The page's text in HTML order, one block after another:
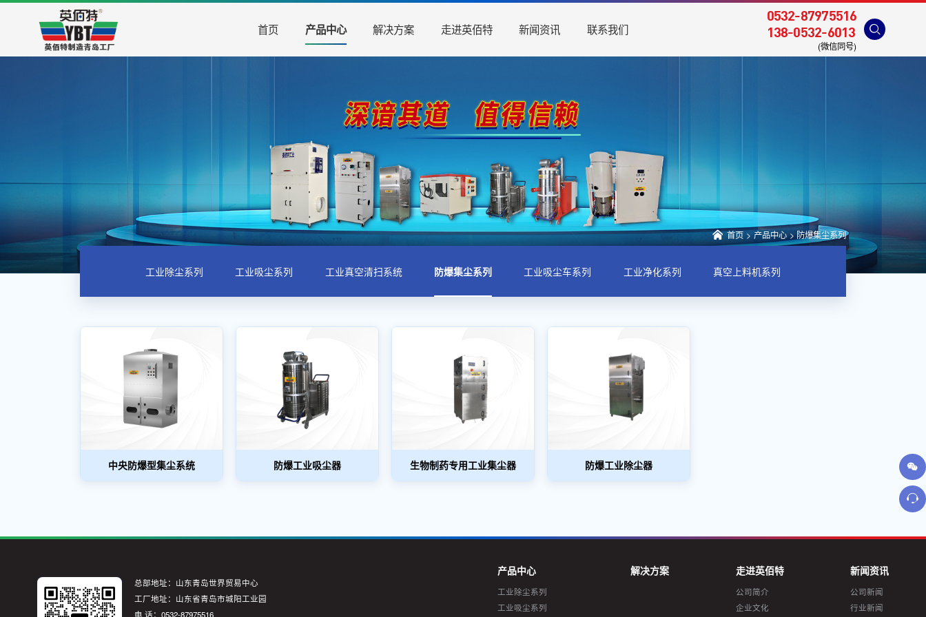
首页 产品中心 解决方案 走进英佰特 新闻资讯 联系我们
0532-87975516
138-0532-6013
(微信同号)
首页 > 产品中心 > 防爆集尘系列
工业除尘系列 工业吸尘系列 工业真空清扫系统 防爆集尘系列 工业吸尘车系列 工业净化系列 真空上料机系列
中央防爆型集尘系统 防爆工业吸尘器 生物制药专用工业集尘器 防爆工业除尘器
总部地址：山东青岛世界贸易中心
工厂地址：山东省青岛市城阳工业园
电 话：0532-87975516
产品中心
工业除尘系列
工业吸尘系列
解决方案 走进英佰特
公司简介
企业文化
新闻资讯
公司新闻
行业新闻